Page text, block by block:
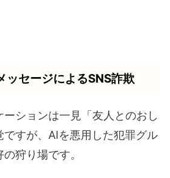
ッセージによるSNS詐欺
ションは一見「友人とのおし
ですが、AIを悪用した犯罪グル
狩り場です。